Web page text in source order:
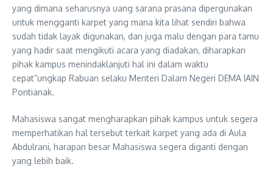
yang dimana seharusnya uang sarana prasana dipergunakan
untuk mengganti karpet yang mana kita lihat sendiri bahwa
sudah tidak layak digunakan, dan juga malu dengan para tamu
yang hadir saat mengikuti acara yang diadakan, diharapkan
pihak kampus menindaklanjuti hal ini dalam waktu
cepat”ungkap Rabuan selaku Menteri Dalam Negeri DEMA IAIN
Pontianak.
Mahasiswa sangat mengharapkan pihak kampus untuk segera
memperhatikan hal tersebut terkait karpet yang ada di Aula
Abdulrani, harapan besar Mahasiswa segera diganti dengan
yang lebih baik.